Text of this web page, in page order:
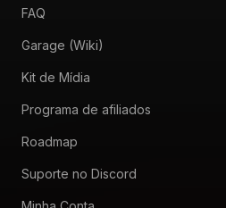
FAQ
Garage (Wiki)
Kit de Mídia
Programa de afiliados
Roadmap
Suporte no Discord